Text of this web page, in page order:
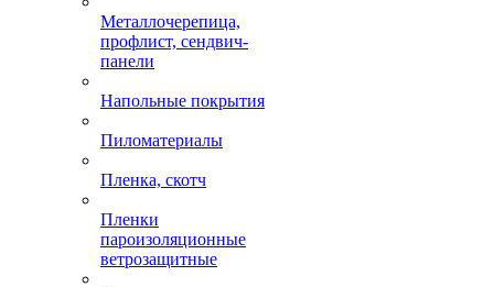
Металлочерепица,
профлист, сендвич-
панели
Напольные покрытия
Пиломатериалы
Пленка, скотч
Пленки
пароизоляционные
ветрозащитные